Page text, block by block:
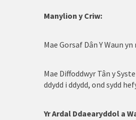
Dolgellau
Glannau Dyfrdwy
Johnstown
Llangefni
Manylion y Criw:
Mae Gorsaf Dân Y Waun
Mae Diffoddwyr Tân y
ddydd i ddydd, ond sydd
Yr Ardal Ddaearyddol a